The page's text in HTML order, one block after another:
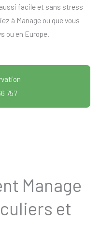
facile et sans stress
à Manage ou que vous
ou en Europe.
757
Manage
et